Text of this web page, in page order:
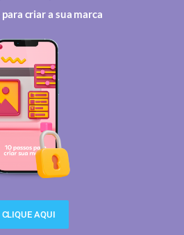
criar a sua marca
CLIQUE AQUI